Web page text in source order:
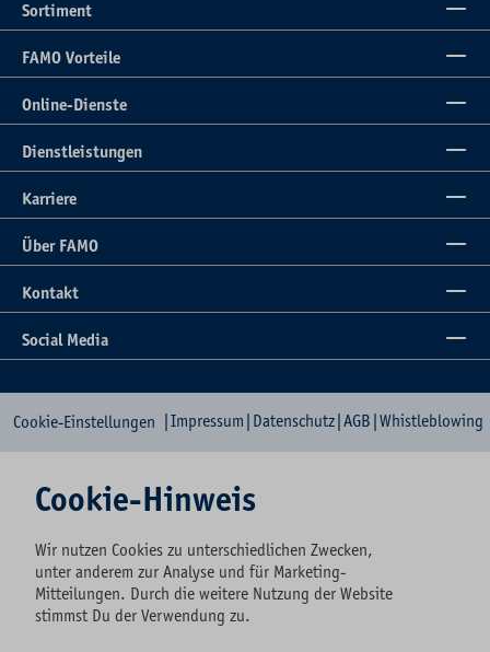
Sortiment
FAMO Vorteile
Online-Dienste
Dienstleistungen
Karriere
Über FAMO
Kontakt
Social Media
Cookie-Einstellungen Impressum Datenschutz AGB Whistleblowing
Cookie-Hinweis
Wir nutzen Cookies zu unterschiedlichen Zwecken,
unter anderem zur Analyse und für Marketing-
Mitteilungen. Durch die weitere Nutzung der Website
stimmst Du der Verwendung zu.